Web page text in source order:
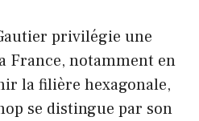
privilégie une
France, notamment en
la filière hexagonale,
se distingue par son